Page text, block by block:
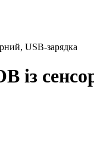
USB-зарядка
із